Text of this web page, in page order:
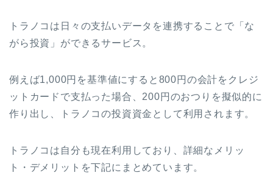
トラノコは日々の支払いデータを連携することで「な
がら投資」ができるサービス。
例えば1,000円を基準値にすると800円の会計をクレジ
ットカードで支払った場合、200円のおつりを擬似的に
作り出し、トラノコの投資資金として利用されます。
トラノコは自分も現在利用しており、詳細なメリッ
ト・デメリットを下記にまとめています。